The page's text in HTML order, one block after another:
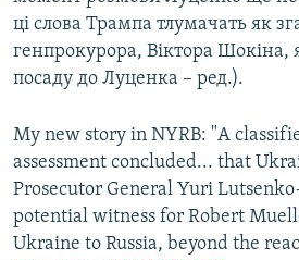
ці слова Трампа тлумачать як
генпрокурора, Віктора
посаду до Луценка – ред.).
My new story in NYRB: "A
assessment concluded... that
Prosecutor General Yuri
potential witness for Robert
Ukraine to Russia, beyond the